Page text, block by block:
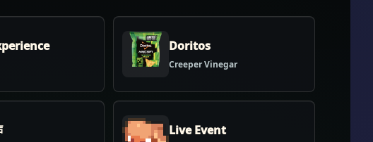
Doritos
Creeper Vinegar
Live Event